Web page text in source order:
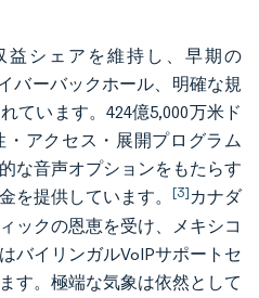
益シェアを維持し、早期の
バーバックホール、明確な規
ています。424億5,000万米ド
アクセス・展開プログラム
な音声オプションをもたらす
を提供しています。 [3]カナダ
ックの恩恵を受け、メキシコ
バイリンガルVoIPサポートセ
す。極端な気象は依然として